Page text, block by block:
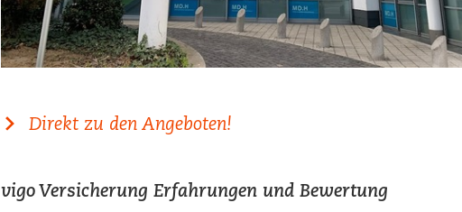
Direkt zu den Angeboten!
vigo Versicherung Erfahrungen und Bewertung